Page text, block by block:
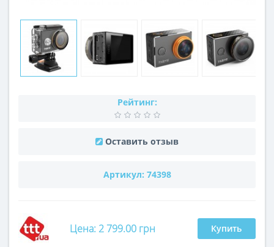
Рейтинг:
Оставить отзыв
Артикул: 74398
Цена: 2 799.00 грн Купить